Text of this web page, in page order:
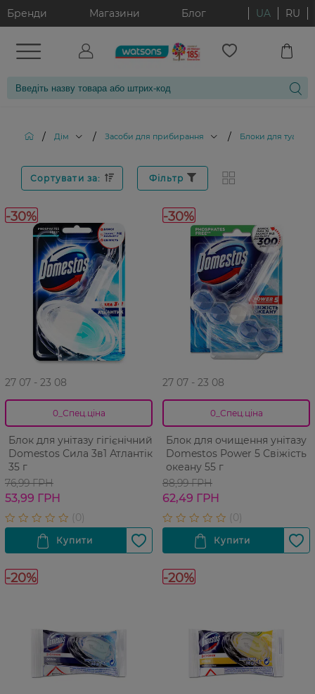
Бренди Магазини Блог UA RU
/ Дім / Засоби для прибирання / Блоки для туалету
Сортувати за: Фільтр
-30%
27 07 - 23 08
0_Спец.ціна
Блок для унітазу гігієнічний
Domestos Сила 3в1 Атлантік
35 г
76,99 ГРН
53,99 ГРН
-30%
27 07 - 23 08
0_Спец.ціна
Блок для очищення унітазу
Domestos Power 5 Свіжість
океану 55 г
88,99 ГРН
62,49 ГРН
-20% -20%